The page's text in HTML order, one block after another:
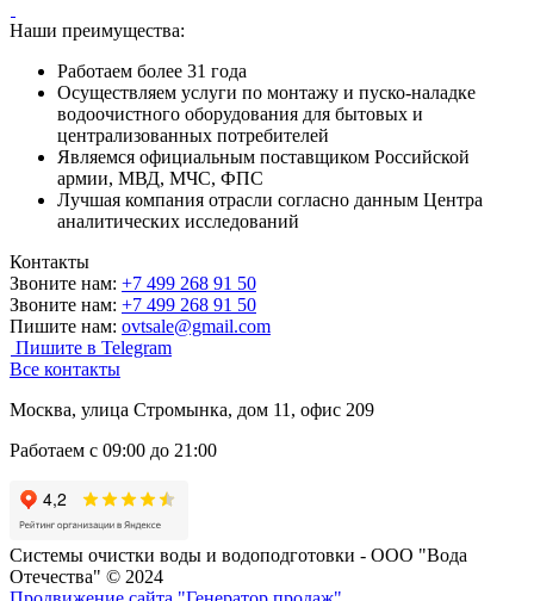
Наши преимущества:
Работаем более 31 года
Осуществляем услуги по монтажу и пуско-наладке
водоочистного оборудования для бытовых и
централизованных потребителей
Являемся официальным поставщиком Российской
армии, МВД, МЧС, ФПС
Лучшая компания отрасли согласно данным Центра
аналитических исследований
Контакты
Звоните нам: +7 499 268 91 50
Звоните нам: +7 499 268 91 50
Пишите нам: ovtsale@gmail.com
Пишите в Telegram
Все контакты
Москва, улица Стромынка, дом 11, офис 209
Работаем с 09:00 до 21:00
Системы очистки воды и водоподготовки - ООО "Вода
Отечества" © 2024